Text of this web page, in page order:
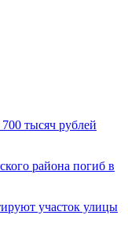
тысяч рублей
района погиб в
участок улицы